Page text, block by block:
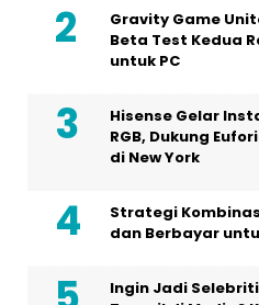
Gravity Game
Beta Test Kedua
untuk PC
Hisense Gelar
RGB, Dukung
di New York
Strategi
dan Berbayar
Ingin Jadi